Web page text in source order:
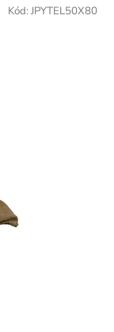
Kód: JPYTEL50X80